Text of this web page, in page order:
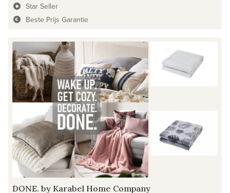
Star Seller
Beste Prijs Garantie
DONE. by Karabel Home Company